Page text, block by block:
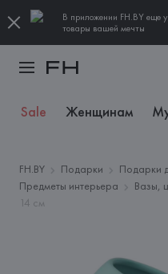
В приложении FH.BY еще
товары вашей мечты
Sale Женщинам
FH.BY Подарки Подарки
Предметы интерьера
Вазы,
14 см